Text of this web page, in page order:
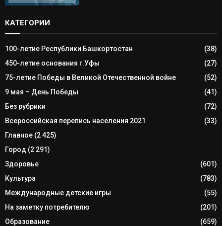
КАТЕГОРИИ
100-летие Республики Башкортостан
(38)
450-летие основания г.Уфы
(27)
75-летие Победы в Великой Отечественной войне
(52)
9 мая – День Победы
(41)
Без рубрики
(72)
Всероссийская перепись населения 2021
(33)
Главное (2 425)
Город (2 291)
Здоровье
(601)
Культура
(783)
Международные детские игры
(55)
На заметку потребителю
(201)
Образование
(659)